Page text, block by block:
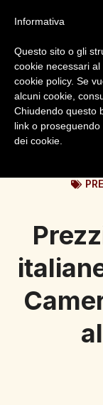
Informativa
Questo sito o gli
cookie necessari
cookie policy. Se
alcuni cookie,
Chiudendo questo
link o
dei cookie.